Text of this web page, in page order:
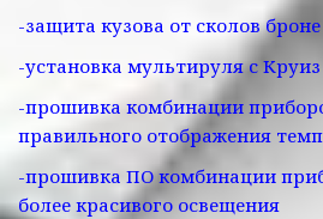
-защита кузова от сколов
-установка мультируля с
-прошивка комбинации
правильного отображения
-прошивка ПО комбинации
более красивого освещения